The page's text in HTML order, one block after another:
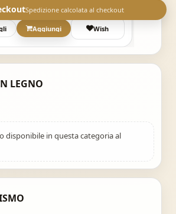
Spedizione calcolata al checkout
Aggiungi Wish
€ 4,49
LEGNO
disponibile in questa categoria al